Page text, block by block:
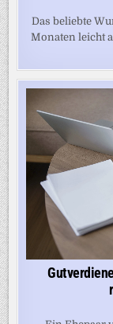
Das beliebte
Monaten leicht